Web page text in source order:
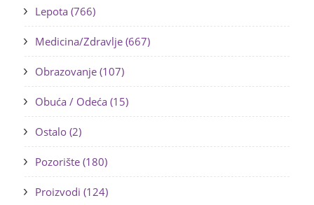
Lepota (766)
Medicina/Zdravlje (667)
Obrazovanje (107)
Obuća / Odeća (15)
Ostalo (2)
Pozorište (180)
Proizvodi (124)